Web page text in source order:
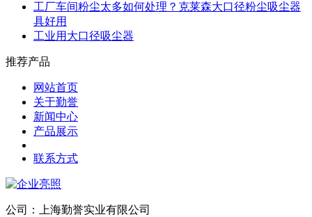
工厂车间粉尘太多如何处理？克莱森大口径粉尘吸尘器
具好用
工业用大口径吸尘器
推荐产品
网站首页
关于勤誉
新闻中心
产品展示
联系方式
公司：上海勤誉实业有限公司